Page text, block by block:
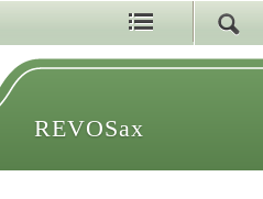
REVOSax